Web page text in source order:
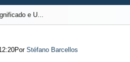
e U...
Por Stéfano Barcellos